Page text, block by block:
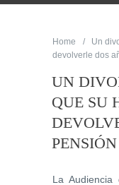
Home
Un
devolverle dos
UN
QUE SU
La